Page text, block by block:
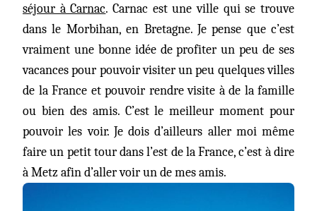
séjour à Carnac. Carnac est une ville qui se trouve
dans le Morbihan, en Bretagne. Je pense que c’est
vraiment une bonne idée de profiter un peu de ses
vacances pour pouvoir visiter un peu quelques villes
de la France et pouvoir rendre visite à de la famille
ou bien des amis. C’est le meilleur moment pour
pouvoir les voir. Je dois d’ailleurs aller moi même
faire un petit tour dans l’est de la France, c’est à dire
à Metz afin d’aller voir un de mes amis.